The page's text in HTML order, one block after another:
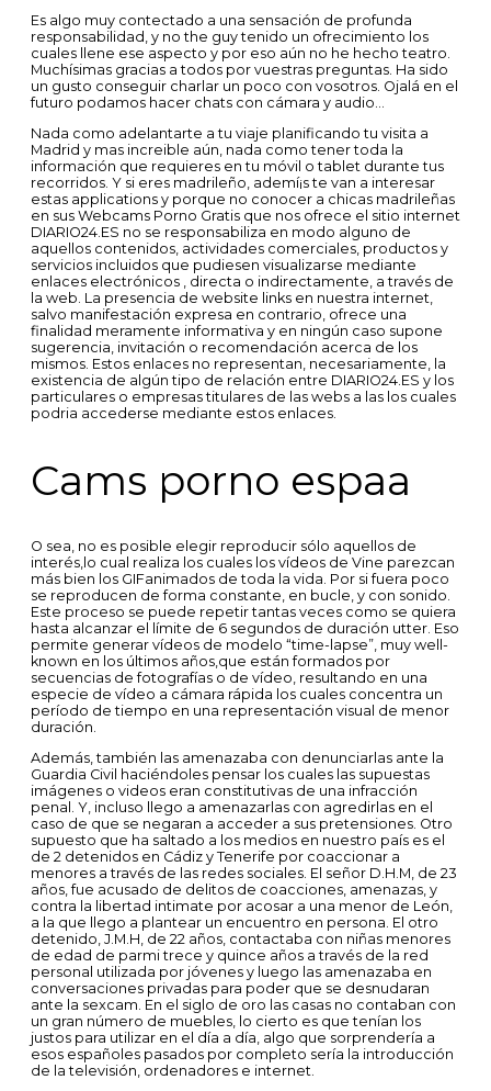
Es algo muy contectado a una sensación de profunda
responsabilidad, y no the guy tenido un ofrecimiento los
cuales llene ese aspecto y por eso aún no he hecho teatro.
Muchísimas gracias a todos por vuestras preguntas. Ha sido
un gusto conseguir charlar un poco con vosotros. Ojalá en el
futuro podamos hacer chats con cámara y audio…
Nada como adelantarte a tu viaje planificando tu visita a
Madrid y mas increible aún, nada como tener toda la
información que requieres en tu móvil o tablet durante tus
recorridos. Y si eres madrileño, ademí¡s te van a interesar
estas applications y porque no conocer a chicas madrileñas
en sus Webcams Porno Gratis que nos ofrece el sitio internet
DIARIO24.ES no se responsabiliza en modo alguno de
aquellos contenidos, actividades comerciales, productos y
servicios incluidos que pudiesen visualizarse mediante
enlaces electrónicos , directa o indirectamente, a través de
la web. La presencia de website links en nuestra internet,
salvo manifestación expresa en contrario, ofrece una
finalidad meramente informativa y en ningún caso supone
sugerencia, invitación o recomendación acerca de los
mismos. Estos enlaces no representan, necesariamente, la
existencia de algún tipo de relación entre DIARIO24.ES y los
particulares o empresas titulares de las webs a las los cuales
podria accederse mediante estos enlaces.
Cams porno espaa
O sea, no es posible elegir reproducir sólo aquellos de
interés,lo cual realiza los cuales los vídeos de Vine parezcan
más bien los GIFanimados de toda la vida. Por si fuera poco
se reproducen de forma constante, en bucle, y con sonido.
Este proceso se puede repetir tantas veces como se quiera
hasta alcanzar el límite de 6 segundos de duración utter. Eso
permite generar vídeos de modelo “time-lapse”, muy well-
known en los últimos años,que están formados por
secuencias de fotografías o de vídeo, resultando en una
especie de vídeo a cámara rápida los cuales concentra un
período de tiempo en una representación visual de menor
duración.
Además, también las amenazaba con denunciarlas ante la
Guardia Civil haciéndoles pensar los cuales las supuestas
imágenes o videos eran constitutivas de una infracción
penal. Y, incluso llego a amenazarlas con agredirlas en el
caso de que se negaran a acceder a sus pretensiones. Otro
supuesto que ha saltado a los medios en nuestro país es el
de 2 detenidos en Cádiz y Tenerife por coaccionar a
menores a través de las redes sociales. El señor D.H.M, de 23
años, fue acusado de delitos de coacciones, amenazas, y
contra la libertad intimate por acosar a una menor de León,
a la que llego a plantear un encuentro en persona. El otro
detenido, J.M.H, de 22 años, contactaba con niñas menores
de edad de parmi trece y quince años a través de la red
personal utilizada por jóvenes y luego las amenazaba en
conversaciones privadas para poder que se desnudaran
ante la sexcam. En el siglo de oro las casas no contaban con
un gran número de muebles, lo cierto es que tenían los
justos para utilizar en el día a día, algo que sorprendería a
esos españoles pasados por completo sería la introducción
de la televisión, ordenadores e internet.